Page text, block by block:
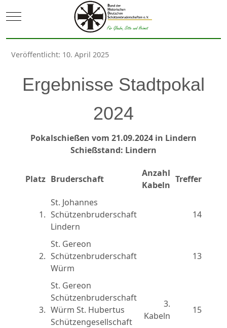
Mobile Menu Toggle
Veröffentlicht: 10. April 2025
Ergebnisse Stadtpokal
2024
Pokalschießen vom 21.09.2024 in Lindern
Schießstand: Lindern
Platz Bruderschaft
Anzahl
Kabeln
Treffer
1.
St. Johannes
Schützenbruderschaft
Lindern
14
2.
St. Gereon
Schützenbruderschaft
Würm
13
3.
St. Gereon
Schützenbruderschaft
Würm St. Hubertus
Schützengesellschaft
3.
Kabeln
15